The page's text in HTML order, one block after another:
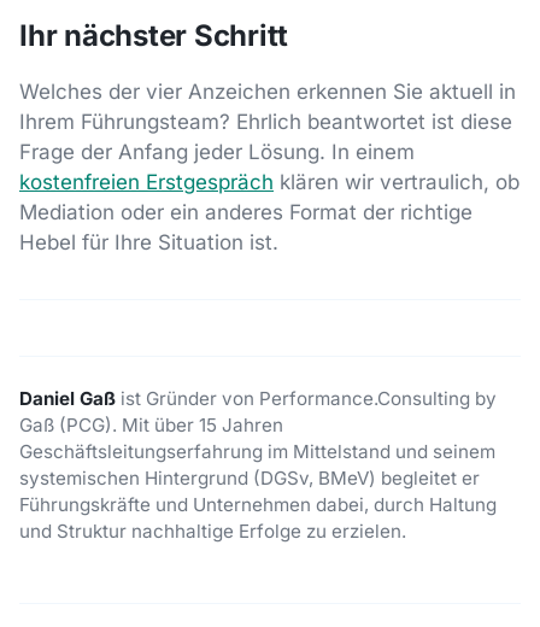
Ihr nächster Schritt
Welches der vier Anzeichen erkennen Sie aktuell in
Ihrem Führungsteam? Ehrlich beantwortet ist diese
Frage der Anfang jeder Lösung. In einem
kostenfreien Erstgespräch klären wir vertraulich, ob
Mediation oder ein anderes Format der richtige
Hebel für Ihre Situation ist.
Daniel Gaß ist Gründer von Performance.Consulting by
Gaß (PCG). Mit über 15 Jahren
Geschäftsleitungserfahrung im Mittelstand und seinem
systemischen Hintergrund (DGSv, BMeV) begleitet er
Führungskräfte und Unternehmen dabei, durch Haltung
und Struktur nachhaltige Erfolge zu erzielen.